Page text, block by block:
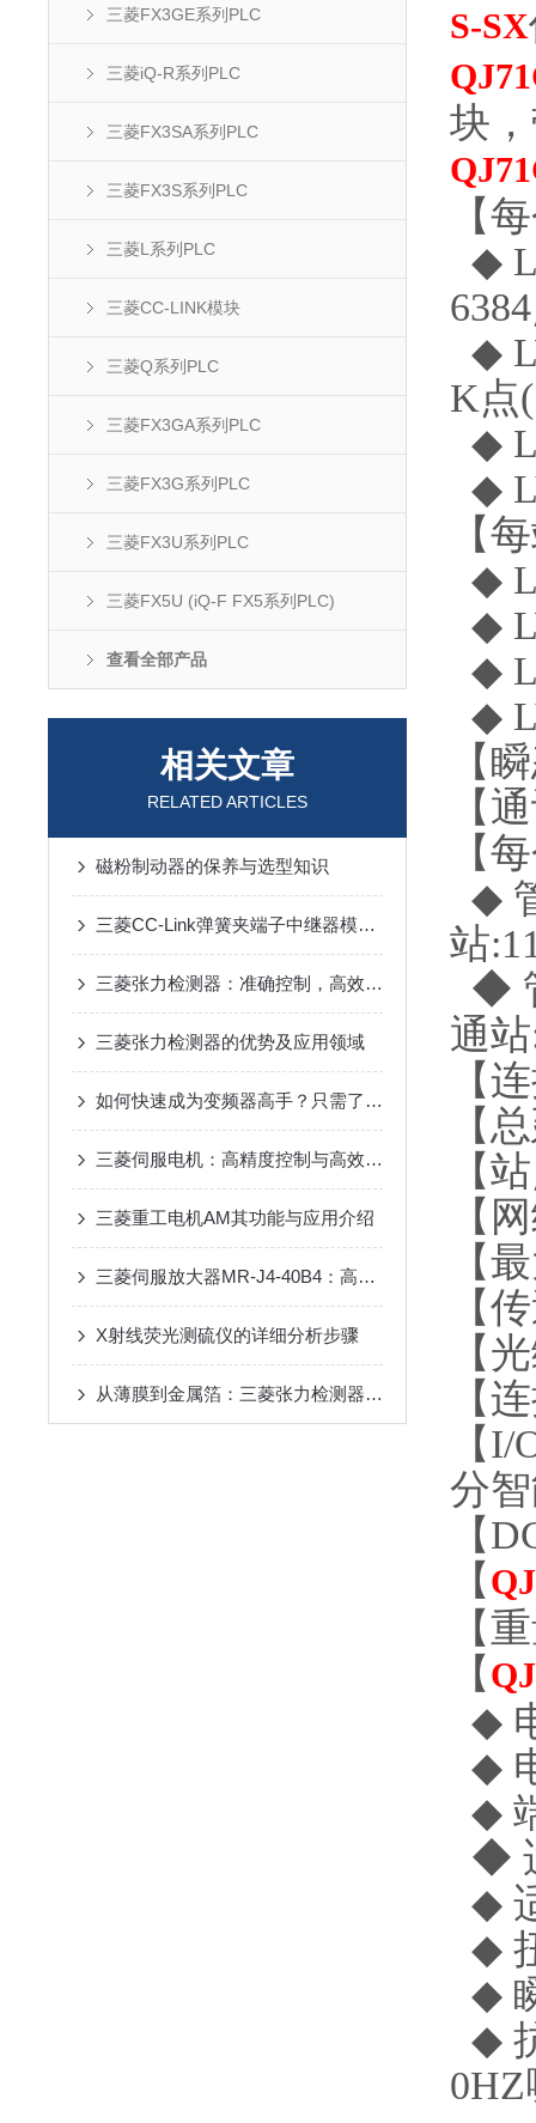
三菱FX3GE系列PLC
三菱iQ-R系列PLC
三菱FX3SA系列PLC
三菱FX3S系列PLC
三菱L系列PLC
三菱CC-LINK模块
三菱Q系列PLC
三菱FX3GA系列PLC
三菱FX3G系列PLC
三菱FX3U系列PLC
三菱FX5U (iQ-F FX5系列PLC)
查看全部产品
相关文章
RELATED ARTICLES
磁粉制动器的保养与选型知识
三菱CC-Link弹簧夹端子中继器模块应用场景
三菱张力检测器：准确控制，高效生产的得力助手
三菱张力检测器的优势及应用领域
如何快速成为变频器高手？只需了解这15个变频器问题
三菱伺服电机：高精度控制与高效能转换的工业驱动选择
三菱重工电机AM其功能与应用介绍
三菱伺服放大器MR-J4-40B4：高效驱动的可靠选择
X射线荧光测硫仪的详细分析步骤
从薄膜到金属箔：三菱张力检测器在多行业卷材加工中的应用
S-SX
块
【
◆
◆
K点
◆
◆
【
◆
◆
◆
◆
【
【
【
◆
站
◆
通
【
【
【
【
【
【
【
【
【
分
【
【
【
【
◆
◆
◆
◆
◆
◆
◆
◆